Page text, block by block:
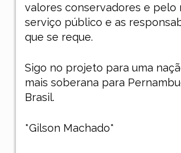
valores conservadores e pelo
serviço público e as
que se reque.
Sigo no projeto para uma
mais soberana para
Brasil.
*Gilson Machado*